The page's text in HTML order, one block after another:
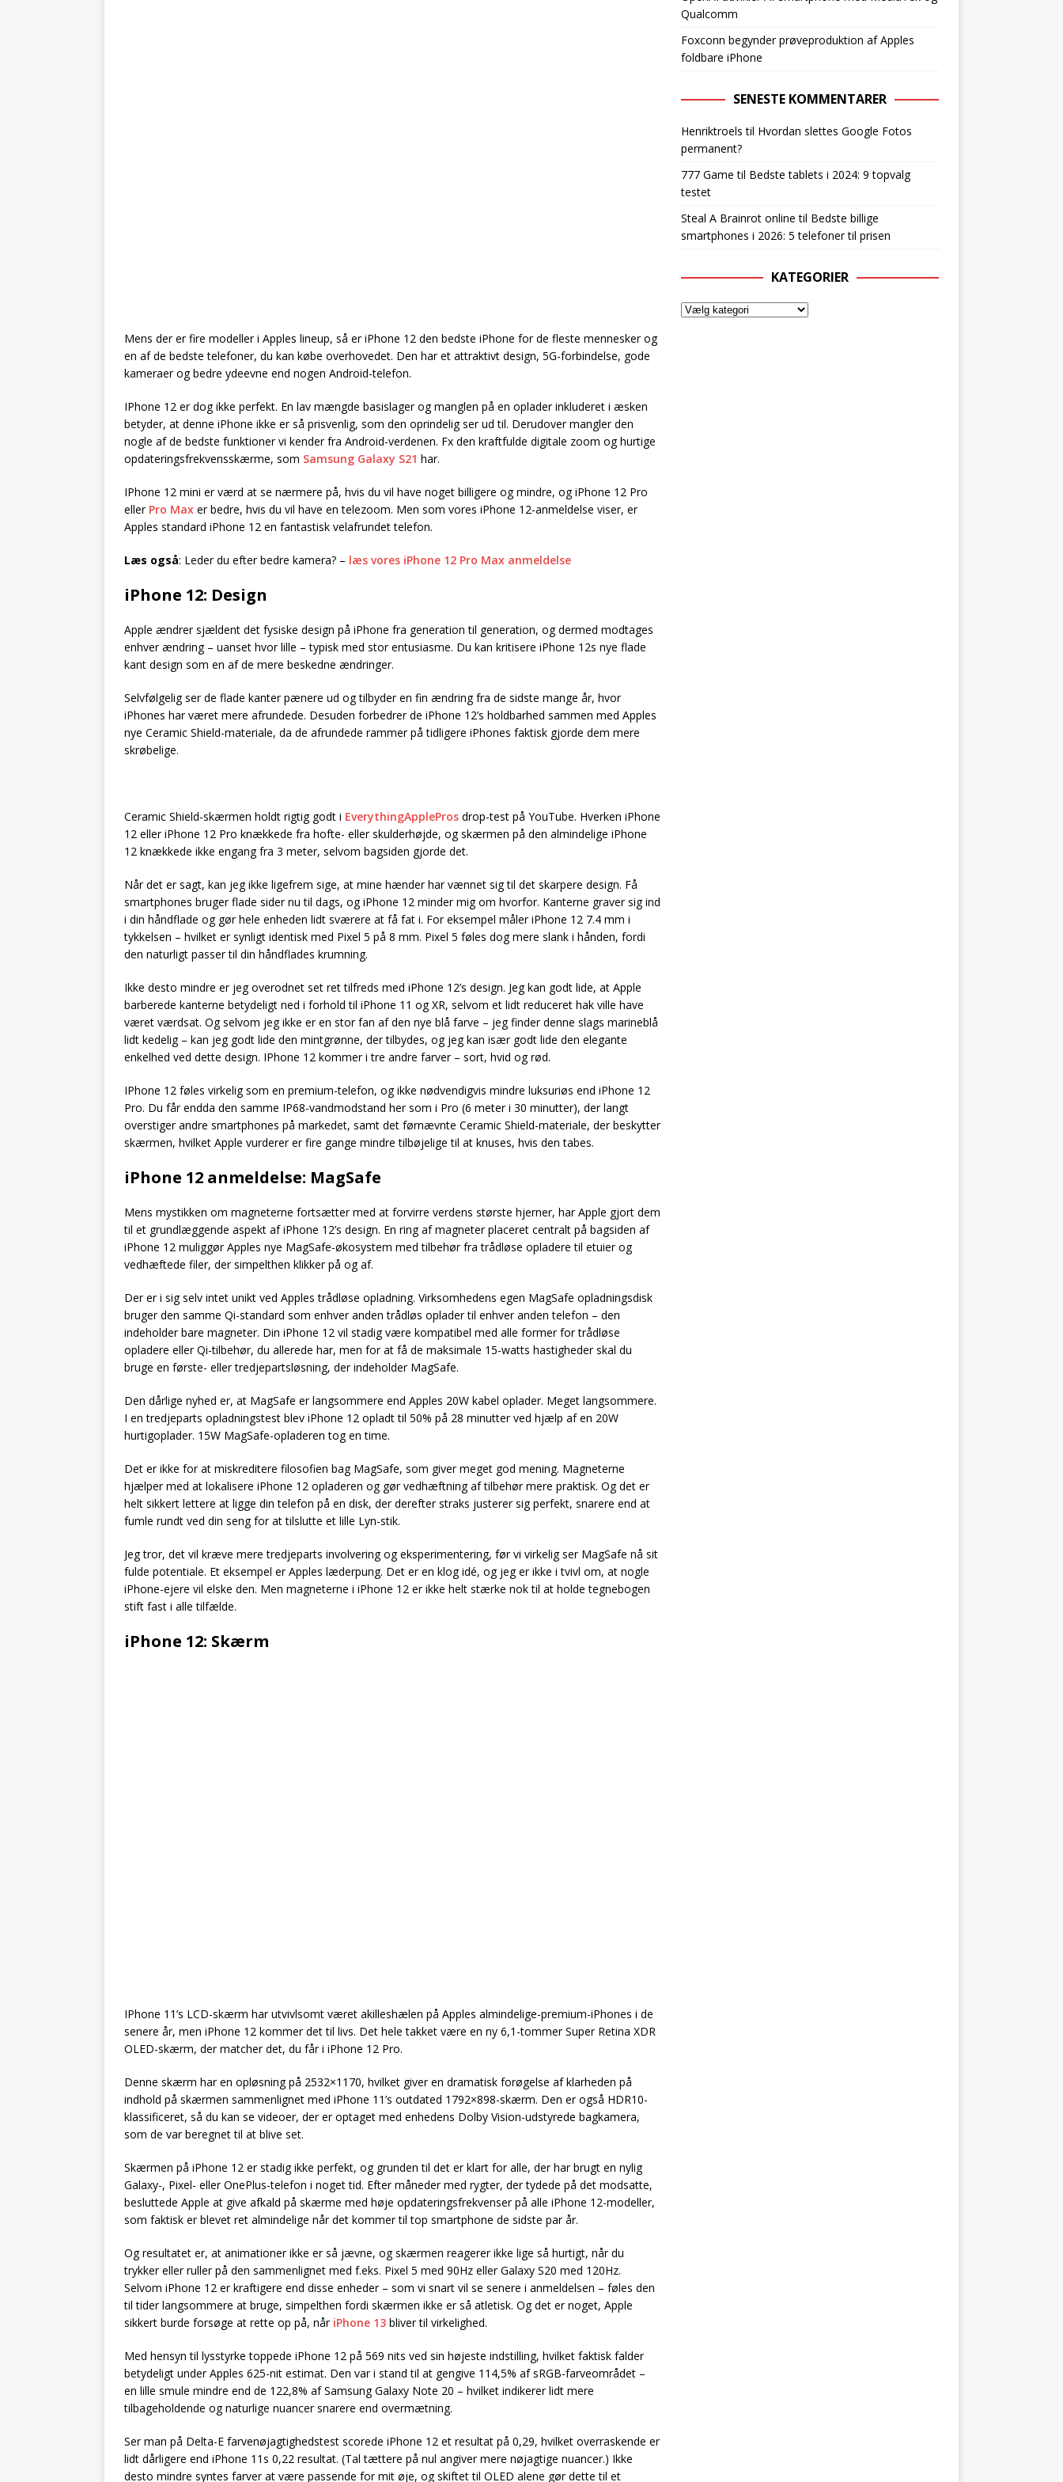
Mens der er fire modeller i Apples lineup, så er iPhone 12 den bedste iPhone for de fleste mennesker og
en af de bedste telefoner, du kan købe overhovedet. Den har et attraktivt design, 5G-forbindelse, gode
kameraer og bedre ydeevne end nogen Android-telefon.
IPhone 12 er dog ikke perfekt. En lav mængde basislager og manglen på en oplader inkluderet i æsken
betyder, at denne iPhone ikke er så prisvenlig, som den oprindelig ser ud til. Derudover mangler den
nogle af de bedste funktioner vi kender fra Android-verdenen. Fx den kraftfulde digitale zoom og hurtige
opdateringsfrekvensskærme, som Samsung Galaxy S21 har.
IPhone 12 mini er værd at se nærmere på, hvis du vil have noget billigere og mindre, og iPhone 12 Pro
eller Pro Max er bedre, hvis du vil have en telezoom. Men som vores iPhone 12-anmeldelse viser, er
Apples standard iPhone 12 en fantastisk velafrundet telefon.
Læs også: Leder du efter bedre kamera? – læs vores iPhone 12 Pro Max anmeldelse
iPhone 12: Design
Apple ændrer sjældent det fysiske design på iPhone fra generation til generation, og dermed modtages
enhver ændring – uanset hvor lille – typisk med stor entusiasme. Du kan kritisere iPhone 12s nye flade
kant design som en af de mere beskedne ændringer.
Selvfølgelig ser de flade kanter pænere ud og tilbyder en fin ændring fra de sidste mange år, hvor
iPhones har været mere afrundede. Desuden forbedrer de iPhone 12’s holdbarhed sammen med Apples
nye Ceramic Shield-materiale, da de afrundede rammer på tidligere iPhones faktisk gjorde dem mere
skrøbelige.
Ceramic Shield-skærmen holdt rigtig godt i EverythingApplePros drop-test på YouTube. Hverken iPhone
12 eller iPhone 12 Pro knækkede fra hofte- eller skulderhøjde, og skærmen på den almindelige iPhone
12 knækkede ikke engang fra 3 meter, selvom bagsiden gjorde det.
Når det er sagt, kan jeg ikke ligefrem sige, at mine hænder har vænnet sig til det skarpere design. Få
smartphones bruger flade sider nu til dags, og iPhone 12 minder mig om hvorfor. Kanterne graver sig ind
i din håndflade og gør hele enheden lidt sværere at få fat i. For eksempel måler iPhone 12 7.4 mm i
tykkelsen – hvilket er synligt identisk med Pixel 5 på 8 mm. Pixel 5 føles dog mere slank i hånden, fordi
den naturligt passer til din håndflades krumning.
Ikke desto mindre er jeg overodnet set ret tilfreds med iPhone 12’s design. Jeg kan godt lide, at Apple
barberede kanterne betydeligt ned i forhold til iPhone 11 og XR, selvom et lidt reduceret hak ville have
været værdsat. Og selvom jeg ikke er en stor fan af den nye blå farve – jeg finder denne slags marineblå
lidt kedelig – kan jeg godt lide den mintgrønne, der tilbydes, og jeg kan især godt lide den elegante
enkelhed ved dette design. IPhone 12 kommer i tre andre farver – sort, hvid og rød.
IPhone 12 føles virkelig som en premium-telefon, og ikke nødvendigvis mindre luksuriøs end iPhone 12
Pro. Du får endda den samme IP68-vandmodstand her som i Pro (6 meter i 30 minutter), der langt
overstiger andre smartphones på markedet, samt det førnævnte Ceramic Shield-materiale, der beskytter
skærmen, hvilket Apple vurderer er fire gange mindre tilbøjelige til at knuses, hvis den tabes.
iPhone 12 anmeldelse: MagSafe
Mens mystikken om magneterne fortsætter med at forvirre verdens største hjerner, har Apple gjort dem
til et grundlæggende aspekt af iPhone 12’s design. En ring af magneter placeret centralt på bagsiden af
iPhone 12 muliggør Apples nye MagSafe-økosystem med tilbehør fra trådløse opladere til etuier og
vedhæftede filer, der simpelthen klikker på og af.
Der er i sig selv intet unikt ved Apples trådløse opladning. Virksomhedens egen MagSafe opladningsdisk
bruger den samme Qi-standard som enhver anden trådløs oplader til enhver anden telefon – den
indeholder bare magneter. Din iPhone 12 vil stadig være kompatibel med alle former for trådløse
opladere eller Qi-tilbehør, du allerede har, men for at få de maksimale 15-watts hastigheder skal du
bruge en første- eller tredjepartsløsning, der indeholder MagSafe.
Den dårlige nyhed er, at MagSafe er langsommere end Apples 20W kabel oplader. Meget langsommere.
I en tredjeparts opladningstest blev iPhone 12 opladt til 50% på 28 minutter ved hjælp af en 20W
hurtigoplader. 15W MagSafe-opladeren tog en time.
Det er ikke for at miskreditere filosofien bag MagSafe, som giver meget god mening. Magneterne
hjælper med at lokalisere iPhone 12 opladeren og gør vedhæftning af tilbehør mere praktisk. Og det er
helt sikkert lettere at ligge din telefon på en disk, der derefter straks justerer sig perfekt, snarere end at
fumle rundt ved din seng for at tilslutte et lille Lyn-stik.
Jeg tror, det vil kræve mere tredjeparts involvering og eksperimentering, før vi virkelig ser MagSafe nå sit
fulde potentiale. Et eksempel er Apples læderpung. Det er en klog idé, og jeg er ikke i tvivl om, at nogle
iPhone-ejere vil elske den. Men magneterne i iPhone 12 er ikke helt stærke nok til at holde tegnebogen
stift fast i alle tilfælde.
iPhone 12: Skærm
IPhone 11’s LCD-skærm har utvivlsomt været akilleshælen på Apples almindelige-premium-iPhones i de
senere år, men iPhone 12 kommer det til livs. Det hele takket være en ny 6,1-tommer Super Retina XDR
OLED-skærm, der matcher det, du får i iPhone 12 Pro.
Denne skærm har en opløsning på 2532×1170, hvilket giver en dramatisk forøgelse af klarheden på
indhold på skærmen sammenlignet med iPhone 11’s outdated 1792×898-skærm. Den er også HDR10-
klassificeret, så du kan se videoer, der er optaget med enhedens Dolby Vision-udstyrede bagkamera,
som de var beregnet til at blive set.
Skærmen på iPhone 12 er stadig ikke perfekt, og grunden til det er klart for alle, der har brugt en nylig
Galaxy-, Pixel- eller OnePlus-telefon i noget tid. Efter måneder med rygter, der tydede på det modsatte,
besluttede Apple at give afkald på skærme med høje opdateringsfrekvenser på alle iPhone 12-modeller,
som faktisk er blevet ret almindelige når det kommer til top smartphone de sidste par år.
Og resultatet er, at animationer ikke er så jævne, og skærmen reagerer ikke lige så hurtigt, når du
trykker eller ruller på den sammenlignet med f.eks. Pixel 5 med 90Hz eller Galaxy S20 med 120Hz.
Selvom iPhone 12 er kraftigere end disse enheder – som vi snart vil se senere i anmeldelsen – føles den
til tider langsommere at bruge, simpelthen fordi skærmen ikke er så atletisk. Og det er noget, Apple
sikkert burde forsøge at rette op på, når iPhone 13 bliver til virkelighed.
Med hensyn til lysstyrke toppede iPhone 12 på 569 nits ved sin højeste indstilling, hvilket faktisk falder
betydeligt under Apples 625-nit estimat. Den var i stand til at gengive 114,5% af sRGB-farveområdet –
en lille smule mindre end de 122,8% af Samsung Galaxy Note 20 – hvilket indikerer lidt mere
tilbageholdende og naturlige nuancer snarere end overmætning.
Ser man på Delta-E farvenøjagtighedstest scorede iPhone 12 et resultat på 0,29, hvilket overraskende er
lidt dårligere end iPhone 11s 0,22 resultat. (Tal tættere på nul angiver mere nøjagtige nuancer.) Ikke
desto mindre syntes farver at være passende for mit øje, og skiftet til OLED alene gør dette til et
Qualcomm
Foxconn begynder prøveproduktion af Apples
foldbare iPhone
SENESTE KOMMENTARER
Henriktroels til Hvordan slettes Google Fotos
permanent?
777 Game til Bedste tablets i 2024: 9 topvalg
testet
Steal A Brainrot online til Bedste billige
smartphones i 2026: 5 telefoner til prisen
KATEGORIER